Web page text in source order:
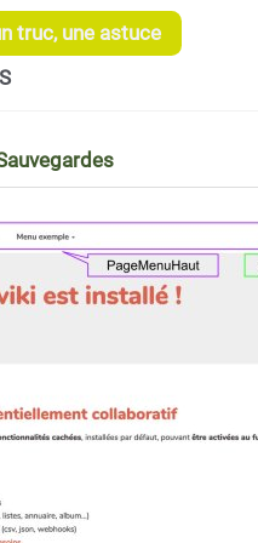
truc, une astuce